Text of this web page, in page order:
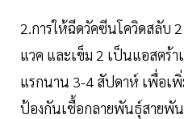
2.การให้ฉีดวัคซีนโควิดสลับ
แวค และเข็ม 2 เป็นแอสตร้า
แรกนาน 3-4 สัปดาห์ เพื่อเ
ป้องกันเชื้อกลายพันธุ์สายพั